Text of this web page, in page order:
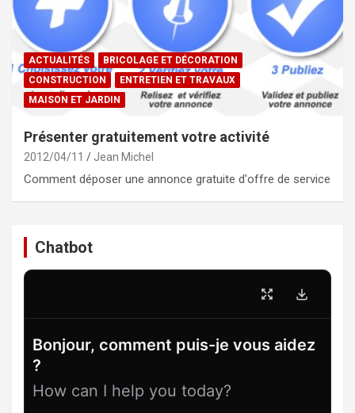
ACTUALITÉS
BRICOLAGE ET DÉCORATION
CONSTRUCTION
ENTRETIEN ET TRAVAUX
MAISON ET JARDIN
Présenter gratuitement votre activité
2012/04/11 Jean Michel
Comment déposer une annonce gratuite d'offre de service
Chatbot
Bonjour, comment puis-je vous aidez
?
How can I help you today?